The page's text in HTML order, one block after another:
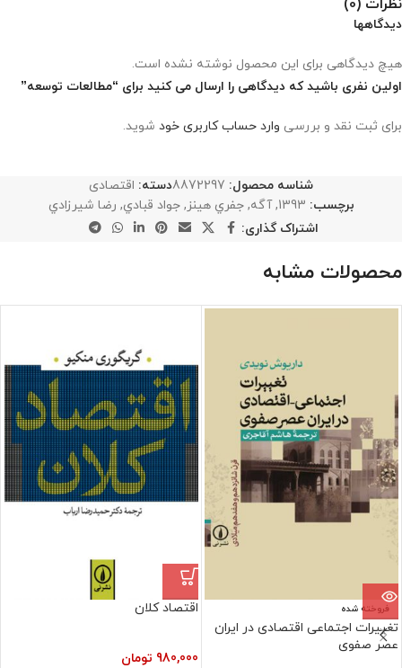
نظرات (0)
دیدگاهها
هیچ دیدگاهی برای این محصول نوشته نشده است.
اولین نفری باشید که دیدگاهی را ارسال می کنید برای “مطالعات توسعه”
برای ثبت نقد و بررسی وارد حساب کاربری خود شوید.
شناسه محصول: 8872297دسته: اقتصادی
برچسب: 1393
, آگه, جفري هينز, جواد قبادي, رضا شيرزادي
اشتراک گذاری:
محصولات مشابه
فروخته شده
تغییرات اجتماعی اقتصادی در ایران
عصر صفوی
اقتصاد کلان
980,000 تومان